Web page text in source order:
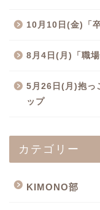
10月10日(金)「
8月4日(月)「職
5月26日(月)抱っ
ップ
カテゴリー
KIMONO部